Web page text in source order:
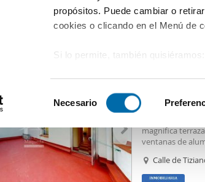
propósitos. Puede cambiar o
cookies o clicando en el Menú de
Si lo permite, también quisiéramos:
Identificar su dispositivo
Obtenga más información sobre
preferencias en la
sección de
en la Declaración de cookies.
e
c
Necesario
Madrid (6 viviendas)
Magnifica
magnifica
ventanas de
mampara, el
Calle de